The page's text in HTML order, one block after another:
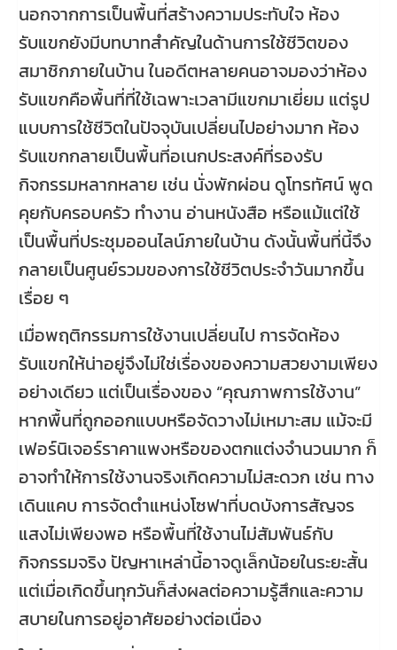
นอกจากการเป็นพื้นที่สร้างความประทับใจ ห้อง
รับแขกยังมีบทบาทสำคัญในด้านการใช้ชีวิตของ
สมาชิกภายในบ้าน ในอดีตหลายคนอาจมองว่าห้อง
รับแขกคือพื้นที่ที่ใช้เฉพาะเวลามีแขกมาเยี่ยม แต่รูป
แบบการใช้ชีวิตในปัจจุบันเปลี่ยนไปอย่างมาก ห้อง
รับแขกกลายเป็นพื้นที่อเนกประสงค์ที่รองรับ
กิจกรรมหลากหลาย เช่น นั่งพักผ่อน ดูโทรทัศน์ พูด
คุยกับครอบครัว ทำงาน อ่านหนังสือ หรือแม้แต่ใช้
เป็นพื้นที่ประชุมออนไลน์ภายในบ้าน ดังนั้นพื้นที่นี้จึง
กลายเป็นศูนย์รวมของการใช้ชีวิตประจำวันมากขึ้น
เรื่อย ๆ
เมื่อพฤติกรรมการใช้งานเปลี่ยนไป การจัดห้อง
รับแขกให้น่าอยู่จึงไม่ใช่เรื่องของความสวยงามเพียง
อย่างเดียว แต่เป็นเรื่องของ “คุณภาพการใช้งาน”
หากพื้นที่ถูกออกแบบหรือจัดวางไม่เหมาะสม แม้จะมี
เฟอร์นิเจอร์ราคาแพงหรือของตกแต่งจำนวนมาก ก็
อาจทำให้การใช้งานจริงเกิดความไม่สะดวก เช่น ทาง
เดินแคบ การจัดตำแหน่งโซฟาที่บดบังการสัญจร
แสงไม่เพียงพอ หรือพื้นที่ใช้งานไม่สัมพันธ์กับ
กิจกรรมจริง ปัญหาเหล่านี้อาจดูเล็กน้อยในระยะสั้น
แต่เมื่อเกิดขึ้นทุกวันก็ส่งผลต่อความรู้สึกและความ
สบายในการอยู่อาศัยอย่างต่อเนื่อง